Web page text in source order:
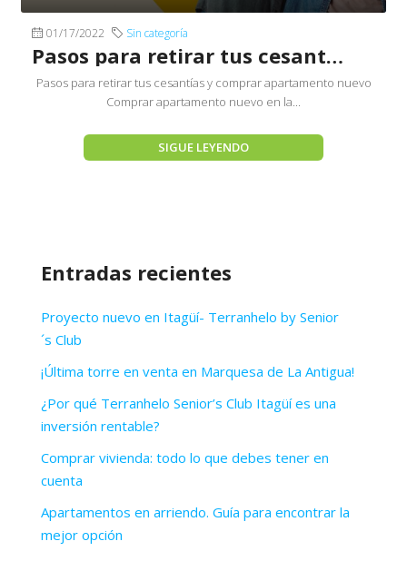
01/17/2022 Sin categoría
Pasos para retirar tus cesantías y comprar apartamento nuevo
Pasos para retirar tus cesantías y comprar apartamento nuevo
Comprar apartamento nuevo en la...
SIGUE LEYENDO
Entradas recientes
Proyecto nuevo en Itagüí- Terranhelo by Senior
´s Club
¡Última torre en venta en Marquesa de La Antigua!
¿Por qué Terranhelo Senior’s Club Itagüí es una
inversión rentable?
Comprar vivienda: todo lo que debes tener en
cuenta
Apartamentos en arriendo. Guía para encontrar la
mejor opción